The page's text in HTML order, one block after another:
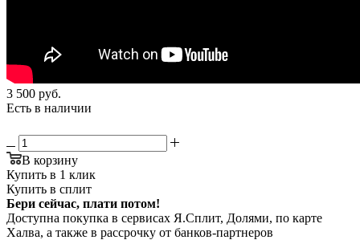
3 500 руб.
Есть в наличии
В корзину
Купить в 1 клик
Купить в сплит
Бери сейчас, плати потом!
Доступна покупка в сервисах Я.Сплит, Долями, по карте
Халва, а также в рассрочку от банков-партнеров